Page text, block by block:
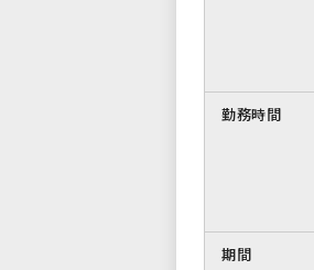
勤務時間
期間